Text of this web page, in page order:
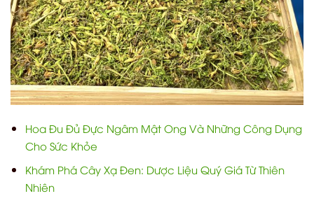
Hoa Đu Đủ Đực Ngâm Mật Ong Và Những Công Dụng
Cho Sức Khỏe
Khám Phá Cây Xạ Đen: Dược Liệu Quý Giá Từ Thiên
Nhiên